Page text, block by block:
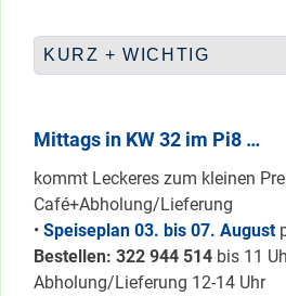
KURZ + WICHTIG
Mittags in KW 32 im Pi8 …
kommt Leckeres zum kleinen
Café+Abholung/Lieferung
• Speiseplan 03. bis 07. August
Bestellen: 322 944 514 bis 11
Abholung/Lieferung 12-14 Uhr